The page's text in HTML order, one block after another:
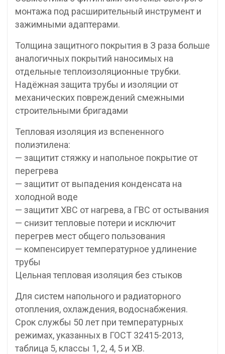
монтажа под расширительный инструмент и
зажимными адаптерами.
Толщина защитного покрытия в З раза больше
аналогичных покрытий наносимых на
отдельные теплоизоляционные трубки.
Надёжная защита трубы и изоляции от
механических повреждений смежными
строительными бригадами
Тепловая изоляция из вспененного
полиэтилена:
— защитит стяжку и напольное покрытие от
перегрева
— защитит от выпадения конденсата на
холодной воде
— защитит ХВС от нагрева, а ГВС от остывания
— снизит тепловые потери и исключит
перегрев мест общего пользования
— компенсирует температурное удлинение
трубы
Цельная тепловая изоляция без стыков
Для систем напольного и радиаторного
отопления, охлаждения, водоснабжения.
Срок службы 50 лет при температурных
режимах, указанных в ГОСТ 32415-2013,
таблица 5, классы 1, 2, 4, 5 и ХВ.